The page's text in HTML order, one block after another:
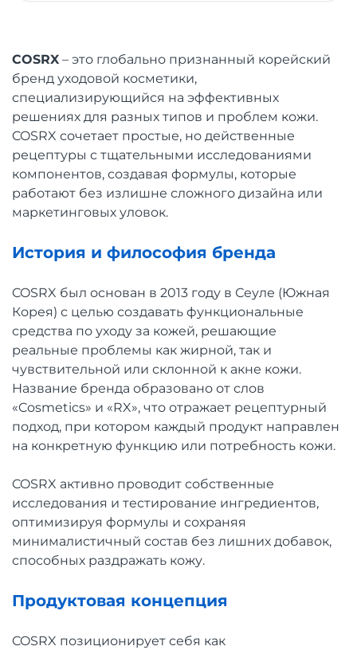
COSRX – это глобально признанный корейский
бренд уходовой косметики,
специализирующийся на эффективных
решениях для разных типов и проблем кожи.
COSRX сочетает простые, но действенные
рецептуры с тщательными исследованиями
компонентов, создавая формулы, которые
работают без излишне сложного дизайна или
маркетинговых уловок.
История и философия бренда
COSRX был основан в 2013 году в Сеуле (Южная
Корея) с целью создавать функциональные
средства по уходу за кожей, решающие
реальные проблемы как жирной, так и
чувствительной или склонной к акне кожи.
Название бренда образовано от слов
«Cosmetics» и «RX», что отражает рецептурный
подход, при котором каждый продукт направлен
на конкретную функцию или потребность кожи.
COSRX активно проводит собственные
исследования и тестирование ингредиентов,
оптимизируя формулы и сохраняя
минималистичный состав без лишних добавок,
способных раздражать кожу.
Продуктовая концепция
COSRX позиционирует себя как